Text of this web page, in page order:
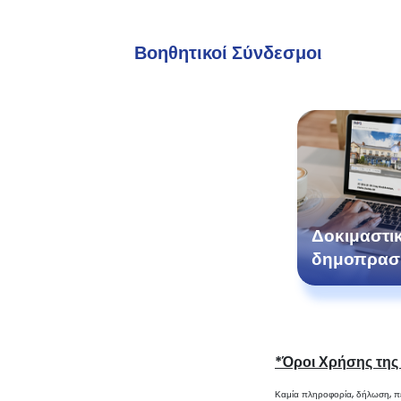
Βοηθητικοί Σύνδεσμοι
*Όροι Χρήσης της
Καμία πληροφορία, δήλωση,